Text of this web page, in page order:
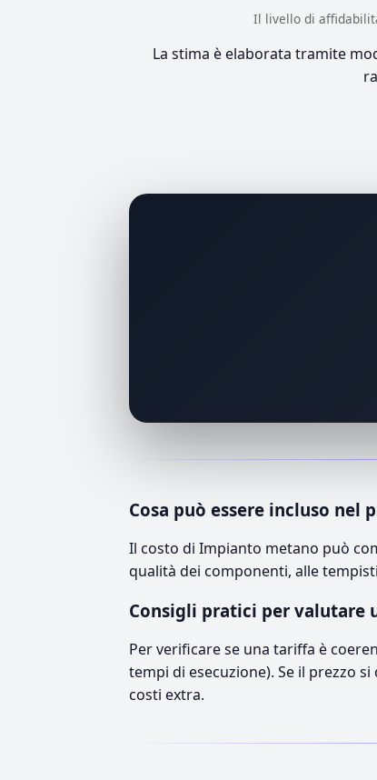
Il livello di
La stima è elaborata tramite
Cosa può essere incluso nel
Il costo di Impianto metano può
qualità dei componenti, alle
Consigli pratici per valutare
Per verificare se una tariffa è
tempi di esecuzione). Se il prezzo
costi extra.